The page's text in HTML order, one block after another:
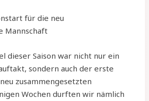
für die neu
Mannschaft
dieser Saison war nicht nur ein
sondern auch der erste
zusammengesetzten
Wochen durften wir nämlich